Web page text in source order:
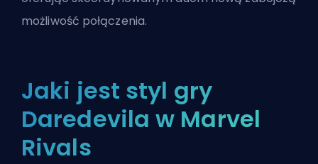
możliwość połączenia.
Jaki jest styl gry
Daredevila w Marvel
Rivals